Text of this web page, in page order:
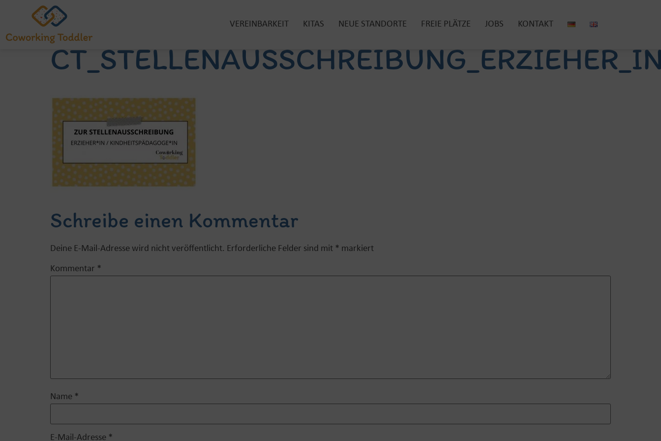
VEREINBARKEIT KITAS NEUE STANDORTE FREIE PLÄTZE JOBS KONTAKT
Schreibe einen Kommentar
Deine E-Mail-Adresse wird nicht veröffentlicht. Erforderliche Felder sind mit * markiert
Kommentar *
Name *
E-Mail-Adresse *